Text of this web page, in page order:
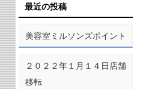
最近の投稿
美容室ミルソンズポイント
２０２２年１月１４日店舗
移転